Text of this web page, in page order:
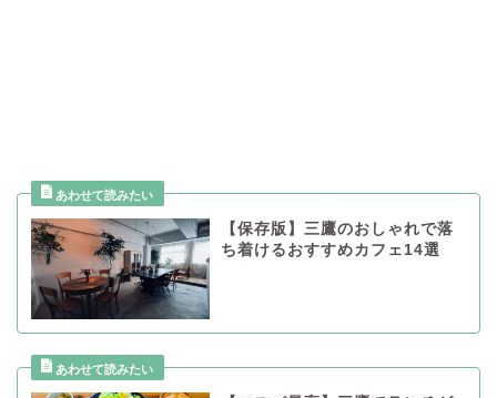
【保存版】三鷹のおしゃれで落
ち着けるおすすめカフェ14選